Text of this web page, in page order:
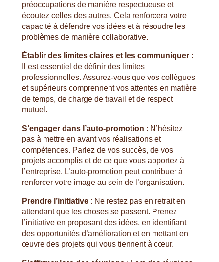
préoccupations de manière respectueuse et
écoutez celles des autres. Cela renforcera votre
capacité à défendre vos idées et à résoudre les
problèmes de manière collaborative.
Établir des limites claires et les communiquer:
Il est essentiel de définir des limites
professionnelles. Assurez-vous que vos collègues
et supérieurs comprennent vos attentes en matière
de temps, de charge de travail et de respect
mutuel.
S’engager dans l’auto-promotion : N’hésitez
pas à mettre en avant vos réalisations et
compétences. Parlez de vos succès, de vos
projets accomplis et de ce que vous apportez à
l’entreprise. L’auto-promotion peut contribuer à
renforcer votre image au sein de l’organisation.
Prendre l’initiative: Ne restez pas en retrait en
attendant que les choses se passent. Prenez
l’initiative en proposant des idées, en identifiant
des opportunités d’amélioration et en mettant en
œuvre des projets qui vous tiennent à cœur.